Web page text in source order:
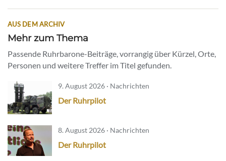
AUS DEM ARCHIV
Mehr zum Thema
Passende Ruhrbarone-Beiträge, vorrangig über Kürzel, Orte,
Personen und weitere Treffer im Titel gefunden.
9. August 2026 · Nachrichten
Der Ruhrpilot
8. August 2026 · Nachrichten
Der Ruhrpilot